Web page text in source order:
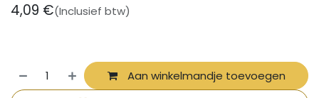
4,09 €(Inclusief btw)
Aan winkelmandje toevoegen